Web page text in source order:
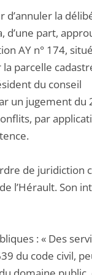
la
part,
AY n° 174,
parcelle
du conseil
un jugement du
par
de juridiction
l’Hérault. Son
: « Des
du code civil,